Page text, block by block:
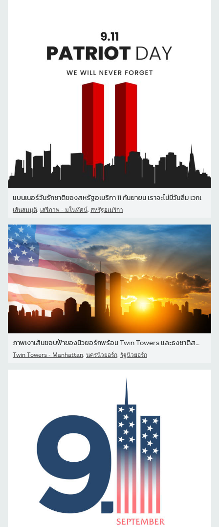
แบนเนอร์วันรักชาติของสหรัฐอเมริกา 11 กันยายน เราจะไม่มีวันลืม เวกเ
เส้นสมมุติ, เสรีภาพ - มโนทัศน์, สหรัฐอเมริกา
ภาพเงาเส้นขอบฟ้าของนิวยอร์กพร้อม Twin Towers และธงชาติสหรัฐอเมริกา
Twin Towers - Manhattan, นครนิวยอร์ก, รัฐนิวยอร์ก